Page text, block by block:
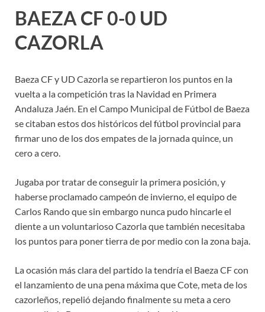
BAEZA CF 0-0 UD
CAZORLA
Baeza CF y UD Cazorla se repartieron los puntos en la
vuelta a la competición tras la Navidad en Primera
Andaluza Jaén. En el Campo Municipal de Fútbol de Baeza
se citaban estos dos históricos del fútbol provincial para
firmar uno de los dos empates de la jornada quince, un
cero a cero.
Jugaba por tratar de conseguir la primera posición, y
haberse proclamado campeón de invierno, el equipo de
Carlos Rando que sin embargo nunca pudo hincarle el
diente a un voluntarioso Cazorla que también necesitaba
los puntos para poner tierra de por medio con la zona baja.
La ocasión más clara del partido la tendría el Baeza CF con
el lanzamiento de una pena máxima que Cote, meta de los
cazorleños, repelió dejando finalmente su meta a cero